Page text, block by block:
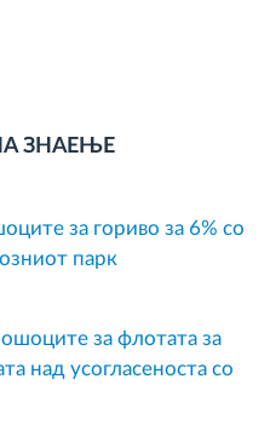
ЗНАЕЊЕ
за гориво за 6% со
парк
за флотата за
над усогласеноста со